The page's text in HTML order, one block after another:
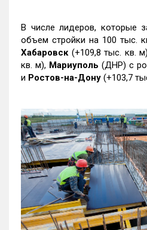
В числе лидеров, которые
объем стройки на 100 тыс.
Хабаровск (+109,8 тыс. кв.
кв. м), Мариуполь (ДНР) с
и Ростов-на-Дону (+103,7